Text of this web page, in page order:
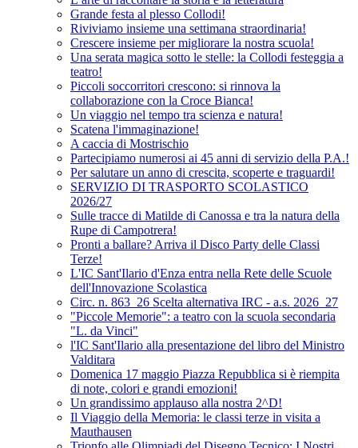
Grande festa al plesso Collodi!
Riviviamo insieme una settimana straordinaria!
Crescere insieme per migliorare la nostra scuola!
Una serata magica sotto le stelle: la Collodi festeggia a
teatro!
Piccoli soccorritori crescono: si rinnova la
collaborazione con la Croce Bianca!
Un viaggio nel tempo tra scienza e natura!
Scatena l'immaginazione!
A caccia di Mostrischio
Partecipiamo numerosi ai 45 anni di servizio della P.A.!
Per salutare un anno di crescita, scoperte e traguardi!
SERVIZIO DI TRASPORTO SCOLASTICO
2026/27
Sulle tracce di Matilde di Canossa e tra la natura della
Rupe di Campotrera!
Pronti a ballare? Arriva il Disco Party delle Classi
Terze!
L'IC Sant'Ilario d'Enza entra nella Rete delle Scuole
dell'Innovazione Scolastica
Circ. n. 863_26 Scelta alternativa IRC - a.s. 2026_27
"Piccole Memorie": a teatro con la scuola secondaria
"L. da Vinci"
l'IC Sant'Ilario alla presentazione del libro del Ministro
Valditara
Domenica 17 maggio Piazza Repubblica si è riempita
di note, colori e grandi emozioni!
Un grandissimo applauso alla nostra 2^D!
Il Viaggio della Memoria: le classi terze in visita a
Mauthausen